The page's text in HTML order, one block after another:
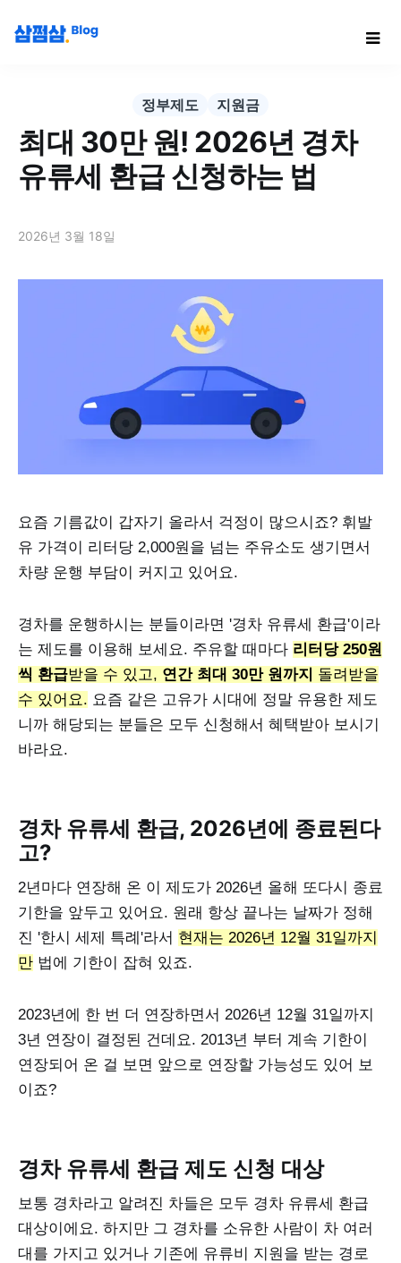
정부제도 지원금
최대 30만 원! 2026년 경차
유류세 환급 신청하는 법
2026년 3월 18일
요즘 기름값이 갑자기 올라서 걱정이 많으시죠? 휘발
유 가격이 리터당 2,000원을 넘는 주유소도 생기면서
차량 운행 부담이 커지고 있어요.
경차를 운행하시는 분들이라면 '경차 유류세 환급'이라
는 제도를 이용해 보세요. 주유할 때마다 리터당 250원
씩 환급받을 수 있고, 연간 최대 30만 원까지 돌려받을
수 있어요. 요즘 같은 고유가 시대에 정말 유용한 제도
니까 해당되는 분들은 모두 신청해서 혜택받아 보시기
바라요.
경차 유류세 환급, 2026년에 종료된다
고?
2년마다 연장해 온 이 제도가 2026년 올해 또다시 종료
기한을 앞두고 있어요. 원래 항상 끝나는 날짜가 정해
진 '한시 세제 특례'라서 현재는 2026년 12월 31일까지
만 법에 기한이 잡혀 있죠.
2023년에 한 번 더 연장하면서 2026년 12월 31일까지
3년 연장이 결정된 건데요. 2013년 부터 계속 기한이
연장되어 온 걸 보면 앞으로 연장할 가능성도 있어 보
이죠?
경차 유류세 환급 제도 신청 대상
보통 경차라고 알려진 차들은 모두 경차 유류세 환급
대상이에요. 하지만 그 경차를 소유한 사람이 차 여러
대를 가지고 있거나 기존에 유류비 지원을 받는 경로